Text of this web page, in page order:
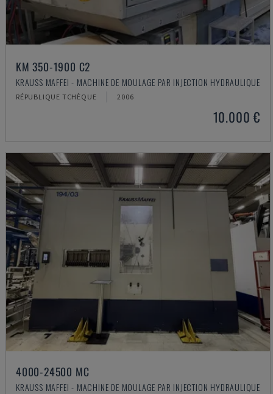
KM 350-1900 C2
KRAUSS MAFFEI - MACHINE DE MOULAGE PAR INJECTION HYDRAULIQUE
RÉPUBLIQUE TCHÈQUE 2006
10.000 €
4000-24500 MC
KRAUSS MAFFEI - MACHINE DE MOULAGE PAR INJECTION HYDRAULIQUE